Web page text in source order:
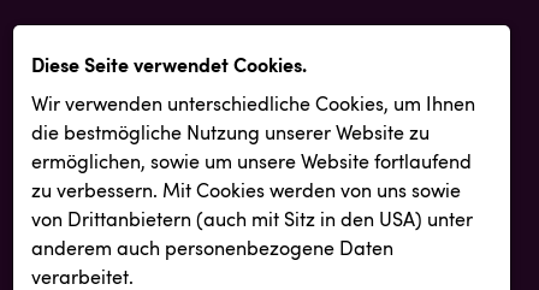
Diese Seite verwendet Cookies.
Wir verwenden unterschiedliche Cookies, um Ihnen
die best­mögliche Nutzung unserer Website zu
ermöglichen, sowie um unsere Website fortlaufend
zu verbessern. Mit Cookies werden von uns sowie
von Drittanbietern (auch mit Sitz in den USA) unter
anderem auch personenbezogene Daten
verarbeitet.